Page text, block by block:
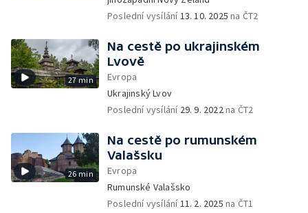
Poslední vysílání13. 10. 2025 na ČT2
27 min
Na cestě po ukrajinském
Lvově
Evropa
Ukrajinský Lvov
Poslední vysílání 29. 9. 2022na ČT2
26 min
Na cestě po rumunském
Valašsku
Evropa
Rumunské Valašsko
Poslední vysílání11. 2. 2025 na ČT1